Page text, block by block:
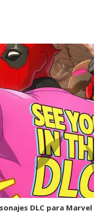
DLC para Marvel